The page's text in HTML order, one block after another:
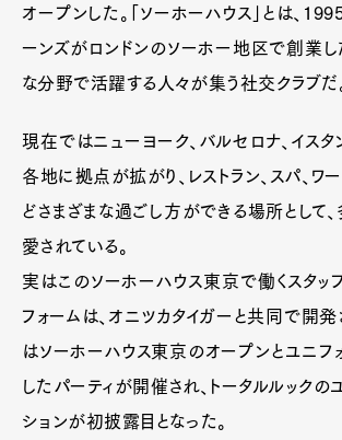
オープンした。「ソーホーハウス」とは、
ーンズがロンドンのソーホー地区で創業し
な分野で活躍する人々が集う社交クラブだ
現在ではニューヨーク、バルセロナ、イス
各地に拠点が拡がり、レストラン、スパ、ワ
どさまざまな過ごし方ができる場所として
愛されている。
実はこのソーホーハウス東京で働くスタッ
フォームは、オニツカタイガーと共同で開
はソーホーハウス東京のオープンとユニフ
したパーティが開催され、トータルルックの
ションが初披露目となった。